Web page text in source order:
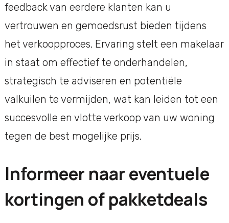
feedback van eerdere klanten kan u
vertrouwen en gemoedsrust bieden tijdens
het verkoopproces. Ervaring stelt een makelaar
in staat om effectief te onderhandelen,
strategisch te adviseren en potentiële
valkuilen te vermijden, wat kan leiden tot een
succesvolle en vlotte verkoop van uw woning
tegen de best mogelijke prijs.
Informeer naar eventuele
kortingen of pakketdeals